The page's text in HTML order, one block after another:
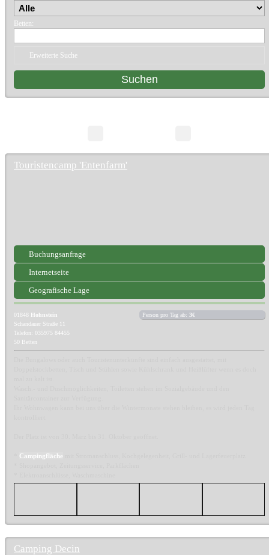
Betten:
Erweiterte Suche
Touristencamp 'Entenfarm'
Buchungsanfrage
Internetseite
Geografische Lage
01848 Hohnstein
Schandauer Straße 11
Telefon: 035975 84455
50 Betten
Person pro Tag ab: 3€
Campingfläche
Camping Decin